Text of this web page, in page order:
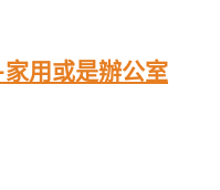
用或是辦公室